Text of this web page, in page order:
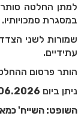
למתן החלטה
במסגרת סמכויותיו.
שמורות לשני
עתידיים.
הותר פרסום
ניתן ביום
השופט: השייח'